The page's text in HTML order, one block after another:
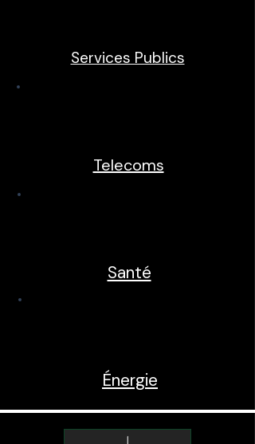
Services Publics
Telecoms
Santé
Énergie